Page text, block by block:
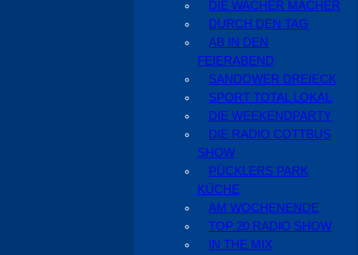
DIE WACHER MACHER
DURCH DEN TAG
AB IN DEN
FEIERABEND
SANDOWER DREIECK
SPORT TOTAL LOKAL
DIE WEEKENDPARTY
DIE RADIO COTTBUS
SHOW
PÜCKLERS PARK
KÜCHE
AM WOCHENENDE
TOP 20 RADIO SHOW
IN THE MIX